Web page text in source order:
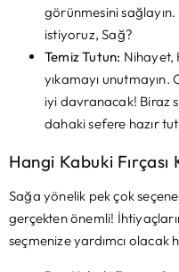
görünmesini sağlayın.
istiyoruz, Sağ?
Temiz Tutun: Nihayet,
yıkamayı unutmayın.
iyi davranacak! Biraz
dahaki sefere hazır
Hangi Kabuki Fırçası
Sağa yönelik pek çok
gerçekten önemli!
seçmenize yardımcı olacak